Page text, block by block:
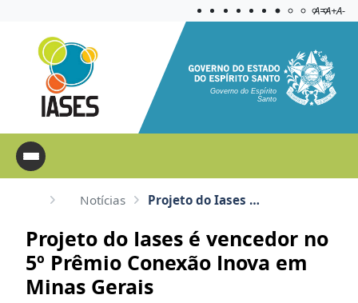
Aplicar
A=A+A-
Governo do Espírito
Santo
Notícias Projeto do Iases é vencedor no 5º Prêmio Conexão Inova em Minas Gerais
Projeto do Iases é vencedor no
5º Prêmio Conexão Inova em
Minas Gerais